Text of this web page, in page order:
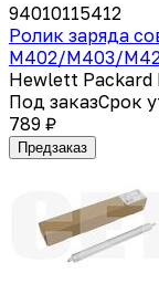
94010115412
Ролик заряда
M402/M403/
Hewlett
Под заказСрок
789 ₽
Предзаказ